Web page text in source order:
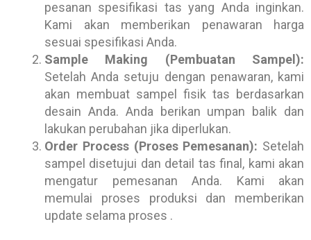
pesanan spesifikasi tas yang Anda inginkan.
Kami akan memberikan penawaran harga
sesuai spesifikasi Anda.
Sample Making (Pembuatan Sampel):
Setelah Anda setuju dengan penawaran, kami
akan membuat sampel fisik tas berdasarkan
desain Anda. Anda berikan umpan balik dan
lakukan perubahan jika diperlukan.
Order Process (Proses Pemesanan): Setelah
sampel disetujui dan detail tas final, kami akan
mengatur pemesanan Anda. Kami akan
memulai proses produksi dan memberikan
update selama proses .